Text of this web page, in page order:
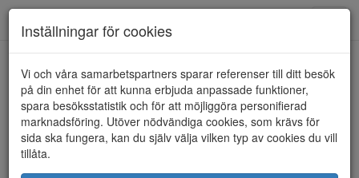
HEM CC RESORTS
Inställningar för cookies
Vi och våra samarbetspartners sparar referenser till ditt besök
på din enhet för att kunna erbjuda anpassade funktioner,
spara besöksstatistik och för att möjliggöra personifierad
marknadsföring. Utöver nödvändiga cookies, som krävs för
sida ska fungera, kan du själv välja vilken typ av cookies du vill
tillåta.